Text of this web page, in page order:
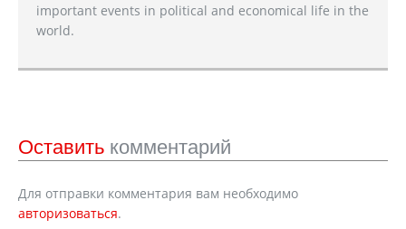
important events in political and economical life in the
world.
Оставить комментарий
Для отправки комментария вам необходимо
авторизоваться.